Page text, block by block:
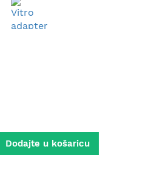
Dodajte u košaricu